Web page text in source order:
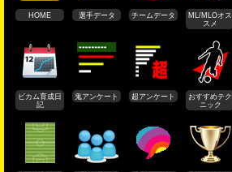
HOME 選手データ チームデータ
ML/MLOオス
スメ
ビカム育成日
記
鬼アンケート 超アンケート
おすすめテク
ニック